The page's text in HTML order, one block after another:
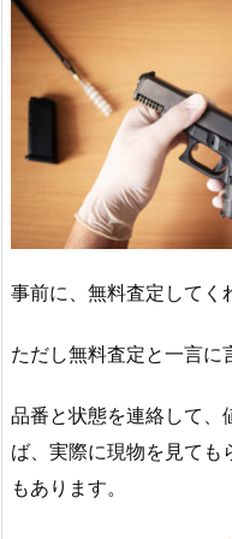
事前に、無料査定してく
ただし無料査定と一言に
品番と状態を連絡して、
ば、実際に現物を見ても
もあります。